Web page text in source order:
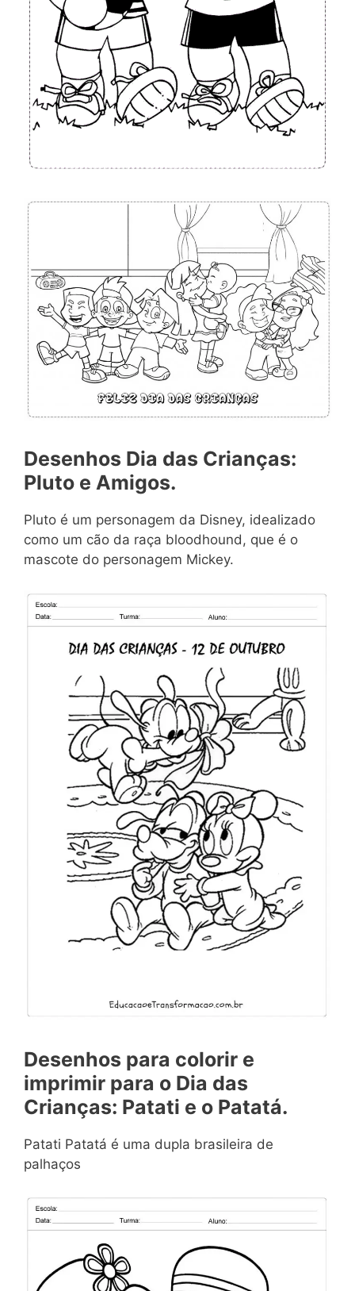
Desenhos Dia das Crianças:
Pluto e Amigos.
Pluto é um personagem da Disney, idealizado
como um cão da raça bloodhound, que é o
mascote do personagem Mickey.
Desenhos para colorir e
imprimir para o Dia das
Crianças: Patati e o Patatá.
Patati Patatá é uma dupla brasileira de
palhaços